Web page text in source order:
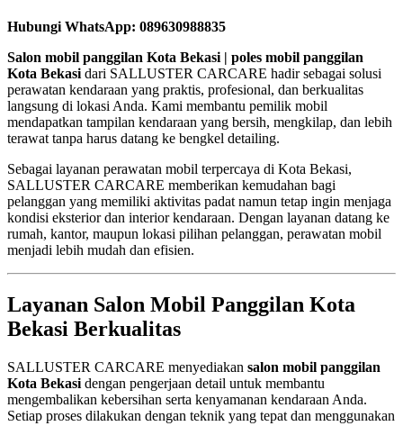
Hubungi WhatsApp: 089630988835
Salon mobil panggilan Kota Bekasi | poles mobil panggilan
Kota Bekasi dari SALLUSTER CARCARE hadir sebagai solusi
perawatan kendaraan yang praktis, profesional, dan berkualitas
langsung di lokasi Anda. Kami membantu pemilik mobil
mendapatkan tampilan kendaraan yang bersih, mengkilap, dan lebih
terawat tanpa harus datang ke bengkel detailing.
Sebagai layanan perawatan mobil terpercaya di Kota Bekasi,
SALLUSTER CARCARE memberikan kemudahan bagi
pelanggan yang memiliki aktivitas padat namun tetap ingin menjaga
kondisi eksterior dan interior kendaraan. Dengan layanan datang ke
rumah, kantor, maupun lokasi pilihan pelanggan, perawatan mobil
menjadi lebih mudah dan efisien.
Layanan Salon Mobil Panggilan Kota
Bekasi Berkualitas
SALLUSTER CARCARE menyediakan salon mobil panggilan
Kota Bekasi dengan pengerjaan detail untuk membantu
mengembalikan kebersihan serta kenyamanan kendaraan Anda.
Setiap proses dilakukan dengan teknik yang tepat dan menggunakan